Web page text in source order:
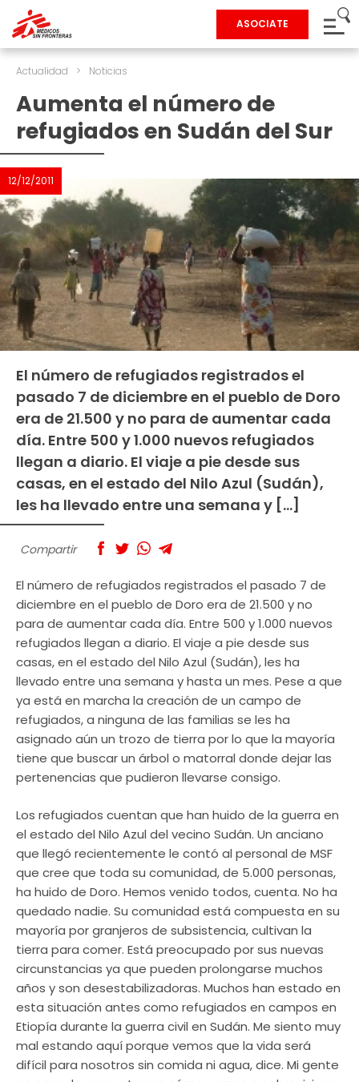
ASOCIATE
Actualidad > Noticias
Aumenta el número de
refugiados en Sudán del Sur
12/12/2011
El número de refugiados registrados el
pasado 7 de diciembre en el pueblo de Doro
era de 21.500 y no para de aumentar cada
día. Entre 500 y 1.000 nuevos refugiados
llegan a diario. El viaje a pie desde sus
casas, en el estado del Nilo Azul (Sudán),
les ha llevado entre una semana y […]
Compartir
El número de refugiados registrados el pasado 7 de
diciembre en el pueblo de Doro era de 21.500 y no
para de aumentar cada día. Entre 500 y 1.000 nuevos
refugiados llegan a diario. El viaje a pie desde sus
casas, en el estado del Nilo Azul (Sudán), les ha
llevado entre una semana y hasta un mes. Pese a que
ya está en marcha la creación de un campo de
refugiados, a ninguna de las familias se les ha
asignado aún un trozo de tierra por lo que la mayoría
tiene que buscar un árbol o matorral donde dejar las
pertenencias que pudieron llevarse consigo.
Los refugiados cuentan que han huido de la guerra en
el estado del Nilo Azul del vecino Sudán. Un anciano
que llegó recientemente le contó al personal de MSF
que cree que toda su comunidad, de 5.000 personas,
ha huido de Doro. Hemos venido todos, cuenta. No ha
quedado nadie. Su comunidad está compuesta en su
mayoría por granjeros de subsistencia, cultivan la
tierra para comer. Está preocupado por sus nuevas
circunstancias ya que pueden prolongarse muchos
años y son desestabilizadoras. Muchos han estado en
esta situación antes como refugiados en campos en
Etiopía durante la guerra civil en Sudán. Me siento muy
mal estando aquí porque vemos que la vida será
difícil para nosotros sin comida ni agua, dice. Mi gente